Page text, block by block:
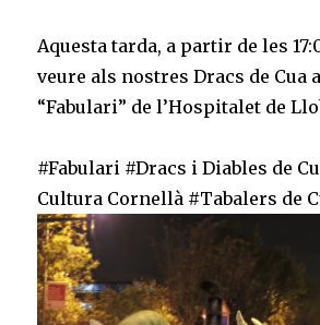
Aquesta tarda, a partir de les
veure als nostres Dracs de Cua
“Fabulari” de l’Hospitalet de
#Fabulari #Dracs i Diables de
Cultura Cornellà #Tabalers de